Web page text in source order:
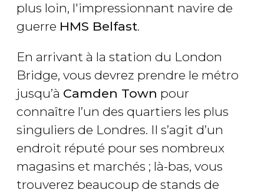
plus loin, l'impressionnant navire de
guerre HMS Belfast.
En arrivant à la station du London
Bridge, vous devrez prendre le métro
jusqu’à Camden Town pour
connaître l’un des quartiers les plus
singuliers de Londres. Il s’agit d’un
endroit réputé pour ses nombreux
magasins et marchés ; là-bas, vous
trouverez beaucoup de stands de